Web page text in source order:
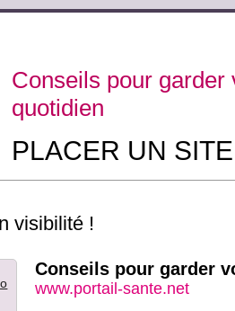
Conseils pour garder
quotidien
PLACER UN
visibilité !
Conseils pour garder
www.portail-sante.net